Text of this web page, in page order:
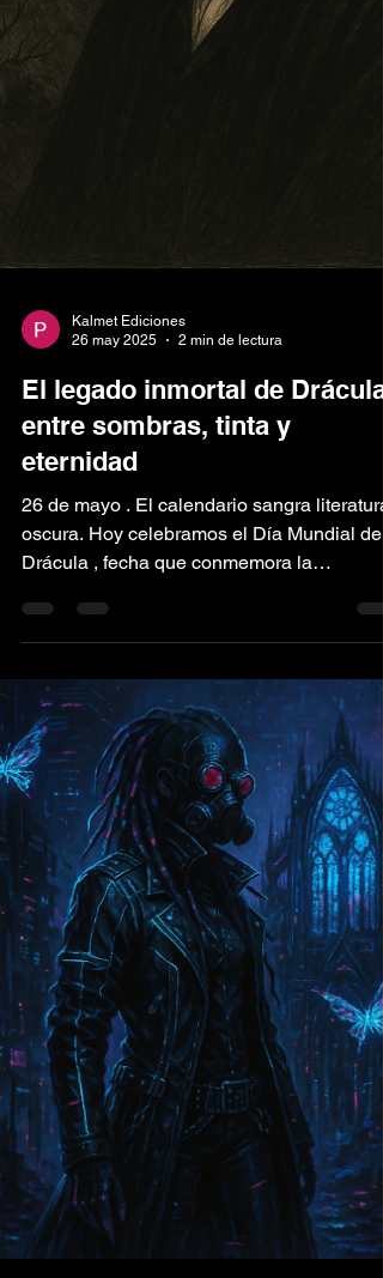
Kalmet Ediciones
El legado inmortal de Drácula:
entre sombras, tinta y
eternidad
26 de mayo . El calendario sangra literatura
oscura. Hoy celebramos el Día Mundial de
Drácula , fecha que conmemora la
publicación en...